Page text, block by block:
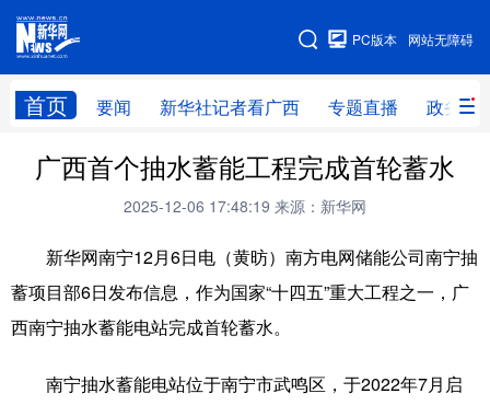
网站无障碍
PC版本
首页 要闻 新华社记者看广西 专题直播 政务信
网站地图
广西频道
新华社记者 专题直播
图片新闻 壮美广西
新华网导航
学习进行时 高层 时政 人事
广西首个抽水蓄能工程完成首轮蓄水
2025-12-06 17:48:19 来源：新华网
新华网南宁12月6日电（黄昉）南方电网储能公司南宁抽
蓄项目部6日发布信息，作为国家“十四五”重大工程之一，广
西南宁抽水蓄能电站完成首轮蓄水。
南宁抽水蓄能电站位于南宁市武鸣区，于2022年7月启